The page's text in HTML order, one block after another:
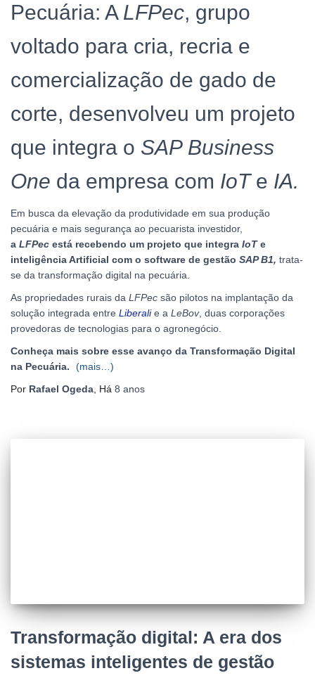
Pecuária: A LFPec, grupo
voltado para cria, recria e
comercialização de gado de
corte, desenvolveu um projeto
que integra o SAP Business
One da empresa com IoTe IA.
Em busca da elevação da produtividade em sua produção
pecuária e mais segurança ao pecuarista investidor,
a LFPec está recebendo um projeto que integra IoTe
inteligência Artificial com o software de gestão SAP B1, trata-
se da transformação digital na pecuária.
As propriedades rurais da LFPec são pilotos na implantação da
solução integrada entre Liberalie a LeBov, duas corporações
provedoras de tecnologias para o agronegócio.
Conheça mais sobre esse avanço da Transformação Digital
na Pecuária.
(mais…)
Por Rafael Ogeda, Há 8 anos
Transformação digital: A era dos
sistemas inteligentes de gestão